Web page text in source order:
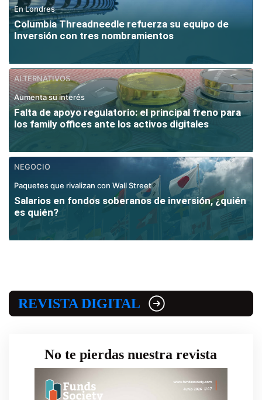
En Londres
Columbia Threadneedle refuerza su equipo de
Inversión con tres nombramientos
ALTERNATIVOS
Aumenta su interés
Falta de apoyo regulatorio: el principal freno para
los family offices ante los activos digitales
NEGOCIO
Paquetes que rivalizan con Wall Street
Salarios en fondos soberanos de inversión, ¿quién
es quién?
REVISTA DIGITAL
No te pierdas nuestra revista